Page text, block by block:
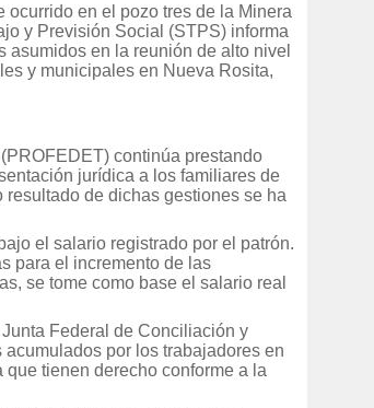
en el pozo tres de la Minera
y Previsión Social (STPS) informa
asumidos en la reunión de alto nivel
y municipales en Nueva Rosita,
continúa prestando
jurídica a los familiares de
de dichas gestiones se ha
el salario registrado por el patrón.
para el incremento de las
se tome como base el salario real
Federal de Conciliación y
por los trabajadores en
tienen derecho conforme a la